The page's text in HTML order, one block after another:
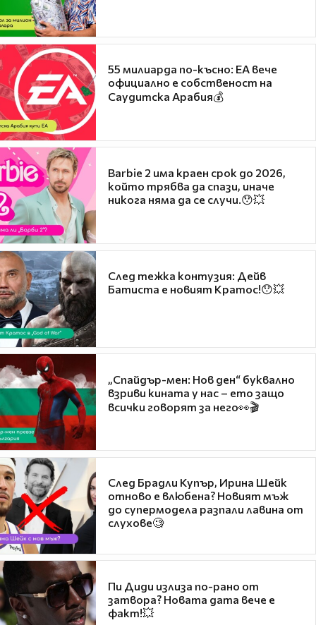
55 милиарда по-късно: EA вече
официално е собственост на
Саудитска Арабия💰
Barbie 2 има краен срок до 2026,
който трябва да спази, иначе
никога няма да се случи.😯💥
След тежка контузия: Дейв
Батиста е новият Кратос!😯💥
„Спайдър-мен: Нов ден“ буквално
взриви кината у нас – ето защо
всички говорят за него👀🎬
След Брадли Купър, Ирина Шейк
отново е влюбена? Новият мъж
до супермодела разпали лавина от
слухове🧐
Пи Диди излиза по-рано от
затвора? Новата дата вече е
факт!💥